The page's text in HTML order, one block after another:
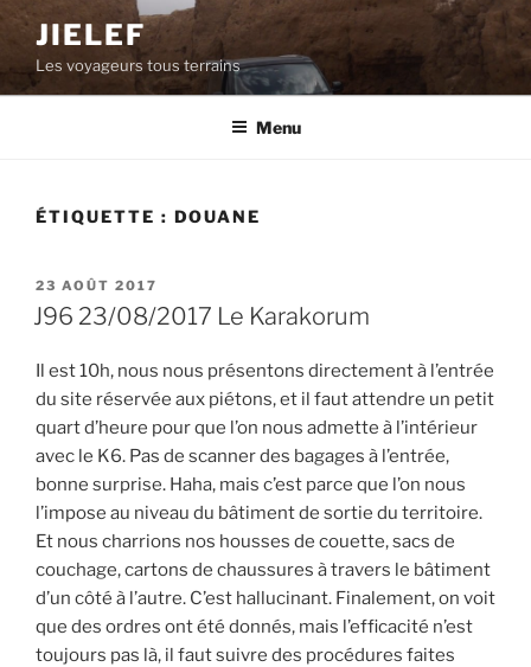
Aller
contenu
principal
JIELEF
Les voyageurs tous terrains
Menu
ÉTIQUETTE : DOUANE
PUBLIÉ
LE
23 AOÛT 2017
J96 23/08/2017 Le Karakorum
Il est 10h, nous nous présentons directement à l’entrée
du site réservée aux piétons, et il faut attendre un petit
quart d’heure pour que l’on nous admette à l’intérieur
avec le K6. Pas de scanner des bagages à l’entrée,
bonne surprise. Haha, mais c’est parce que l’on nous
l’impose au niveau du bâtiment de sortie du territoire.
Et nous charrions nos housses de couette, sacs de
couchage, cartons de chaussures à travers le bâtiment
d’un côté à l’autre. C’est hallucinant. Finalement, on voit
que des ordres ont été donnés, mais l’efficacité n’est
toujours pas là, il faut suivre des procédures faites